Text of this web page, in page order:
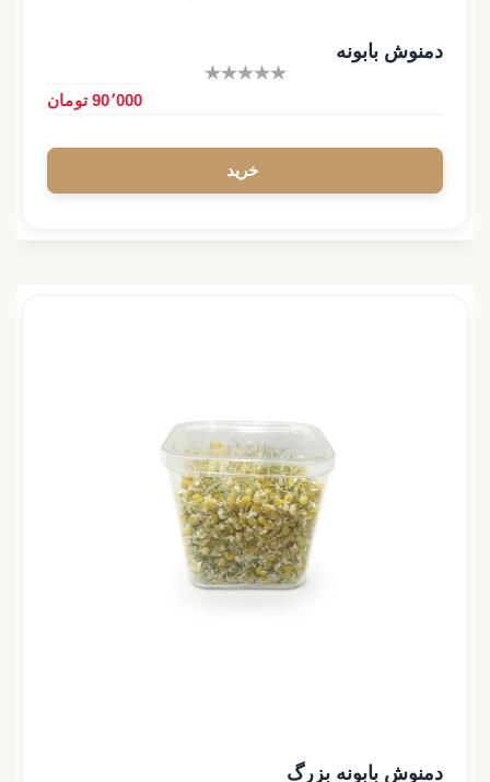
دمنوش بابونه
90٬000 تومان
دمنوش بابونه بزرگ